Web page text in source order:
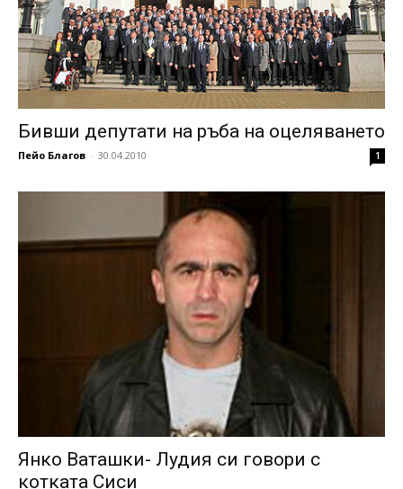
Бивши депутати на ръба на оцеляването
Пейо Благов - 30.04.2010 1
Янко Ваташки- Лудия си говори с
котката Сиси